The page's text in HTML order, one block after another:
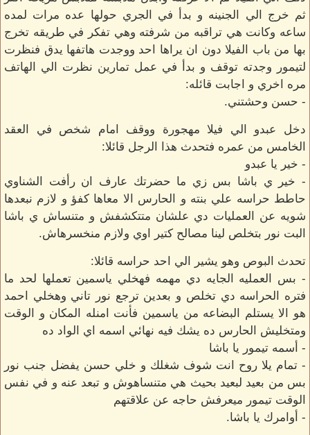
ثم خرج الي الجنينه و بدأ في الجري حولها عده مرات لمده
ساعه وكانت هي تراقبه من شرفته وهي تفكر في طريقه تخرج
بها من باب الفيلا دون ان يراها احد ووجدت هاتفها يدق فنظرت
لتيمور وجدته توقف و بدأ في عمل تمارين نظرت الي الهاتف
مره اخري و اجابت قائله:
- حسن وحشتني.
دخل عبدو الي فيلا مهجورة ووقف امام شخص في العقد
الخامس من عمره فتحدث هذا الرجل قائلا:
- خير يا عبدو
- خير ي باشا بس زي ما حضرتك عارف ان رأفت الشناوي
حاطط حراسه علي بنته و الحارس الا معاها كفؤ و لازم نبعدها
شويه عن العمليات دي علشان متتكشفش و متنساش ي باشا
البت نور بتخلص لينا مصالح كتير اوي ولازم منخسرهاش.
تحدث البوص وهو يشير الي احد حراسه قائلا:
- بس العمليه الجايه دي مهمه فهخلي ياسمين تعملها لحد ما
فتره الحراسه دي تخلص و بعدين ترجع نور تاني وهخلي احمد
هو الا يستلم البضاعه من ياسمين فأنت امنله المكان و الوقت
ومتخليش الحارس ده يشك فيه نهائي اسمه اي الواد ده
- أسمه تيمور يا باشا
- تمام يلا روح انت شوف شغلك و خلي حسن يفضل جنب نور
بس من بعيد لبعيد بحيث هي متنساهوش و تبعد عنه و في نفس
الوقت تيمور ميعرفش حاجه عن علاقتهم
- أوامرك يا باشا.